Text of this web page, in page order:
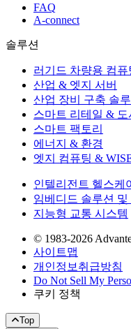
FAQ
A-connect
솔루션
러기드 차량용 컴퓨
산업 & 엣지 서버
산업 장비 구축 솔
스마트 리테일 & 도
스마트 팩토리
에너지 & 환경
엣지 컴퓨팅 &
인텔리전트 헬스케
임베디드 솔루션 및
지능형 교통 시스템
© 1983-2026
사이트맵
개인정보취급방침
Do Not Sell My
쿠키 정책
Top